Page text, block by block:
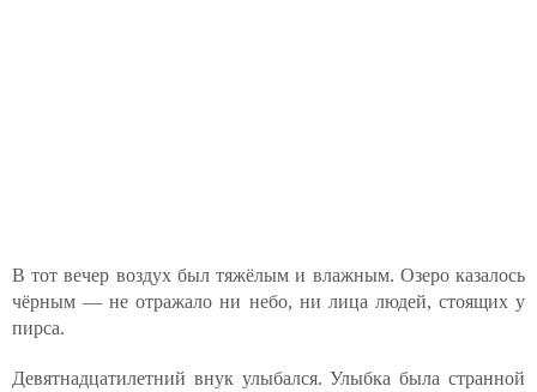
В тот вечер воздух был тяжёлым и влажным. Озеро казалось
чёрным — не отражало ни небо, ни лица людей, стоящих у
пирса.
Девятнадцатилетний внук улыбался. Улыбка была странной